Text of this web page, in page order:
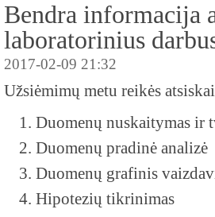
Bendra informacija
laboratorinius
2017-02-09 21:32
Užsiėmimų metu reikės
Duomenų nuskaitymas ir
Duomenų pradinė analizė
Duomenų grafinis
Hipotezių tikrinimas